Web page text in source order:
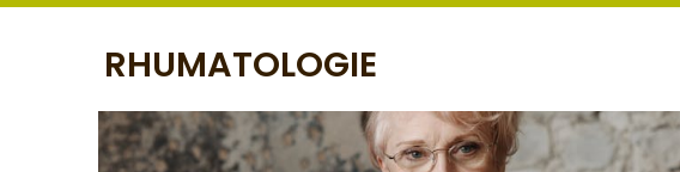
RHUMATOLOGIE